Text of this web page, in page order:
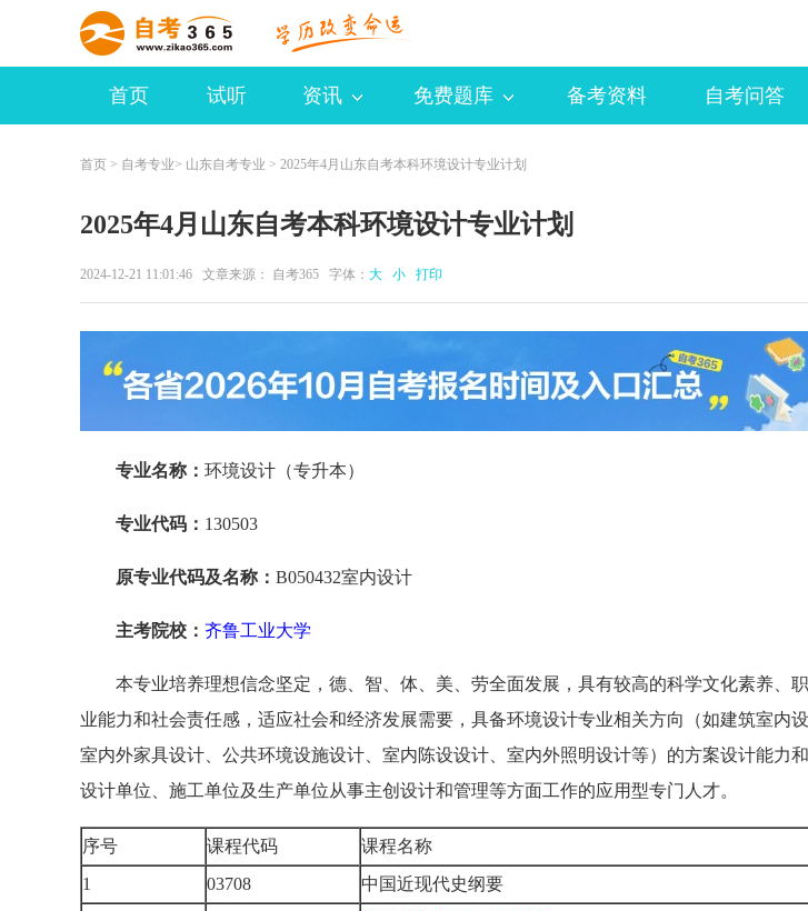
首页 试听 资讯 免费题库 备考资料 自考问答
首页 > 自考专业> 山东自考专业 > 2025年4月山东自考本科环境设计专业计划
2025年4月山东自考本科环境设计专业计划
2024-12-21 11:01:46 文章来源： 自考365 字体： 大 小 打印
专业名称： 环境设计（专升本）
专业代码： 130503
原专业代码及名称： B050432室内设计
主考院校： 齐鲁工业大学
本专业培养理想信念坚定，德、智、体、美、劳全面发展，具有较高的科学文化素养、
业能力和社会责任感，适应社会和经济发展需要，具备环境设计专业相关方向（如建筑室内
室内外家具设计、公共环境设施设计、室内陈设设计、室内外照明设计等）的方案设计能力
设计单位、施工单位及生产单位从事主创设计和管理等方面工作的应用型专门人才。
序号 课程代码 课程名称
1
03708 中国近现代史纲要